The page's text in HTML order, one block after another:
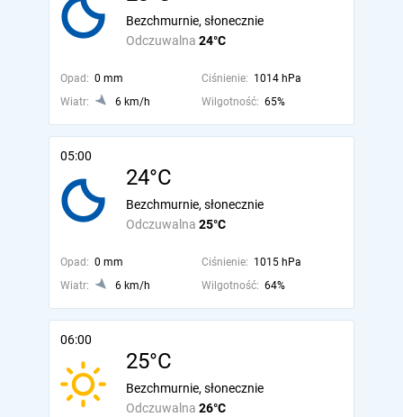
Odczuwalna 24°C
Bezchmurnie, słonecznie
Opad: 0 mm Ciśnienie: 1014 hPa
Wiatr:
6 km/h Wilgotność: 65%
05:00
24°C
Odczuwalna 25°C
Bezchmurnie, słonecznie
Opad: 0 mm Ciśnienie: 1015 hPa
Wiatr:
6 km/h Wilgotność: 64%
06:00
25°C
Odczuwalna 26°C
Bezchmurnie, słonecznie